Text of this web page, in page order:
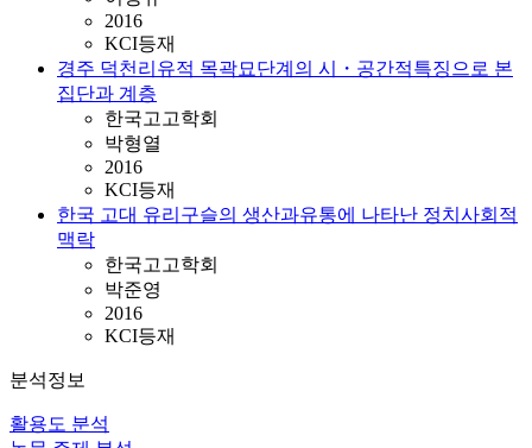
2016
KCI등재
경주 덕천리유적 목곽묘단계의 시・공간적특징으로 본
집단과 계층
한국고고학회
박형열
2016
KCI등재
한국 고대 유리구슬의 생산과유통에 나타난 정치사회적
맥락
한국고고학회
박준영
2016
KCI등재
분석정보
활용도 분석